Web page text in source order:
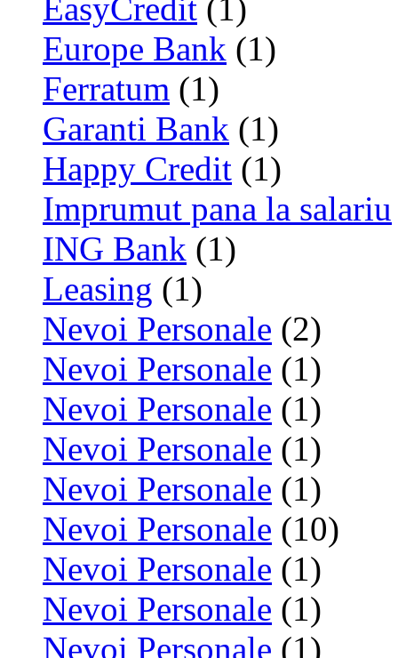
EasyCredit (1)
Europe Bank (1)
Ferratum (1)
Garanti Bank (1)
Happy Credit (1)
Imprumut pana la salariu
ING Bank (1)
Leasing (1)
Nevoi Personale (2)
Nevoi Personale (1)
Nevoi Personale (1)
Nevoi Personale (1)
Nevoi Personale (1)
Nevoi Personale (10)
Nevoi Personale (1)
Nevoi Personale (1)
Nevoi Personale (1)